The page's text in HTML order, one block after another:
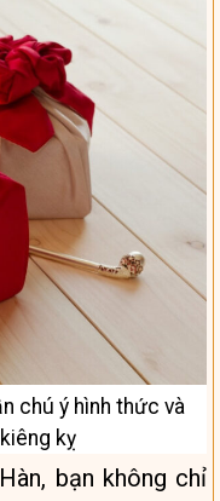
chú ý hình thức và
kỵ
bạn không chỉ